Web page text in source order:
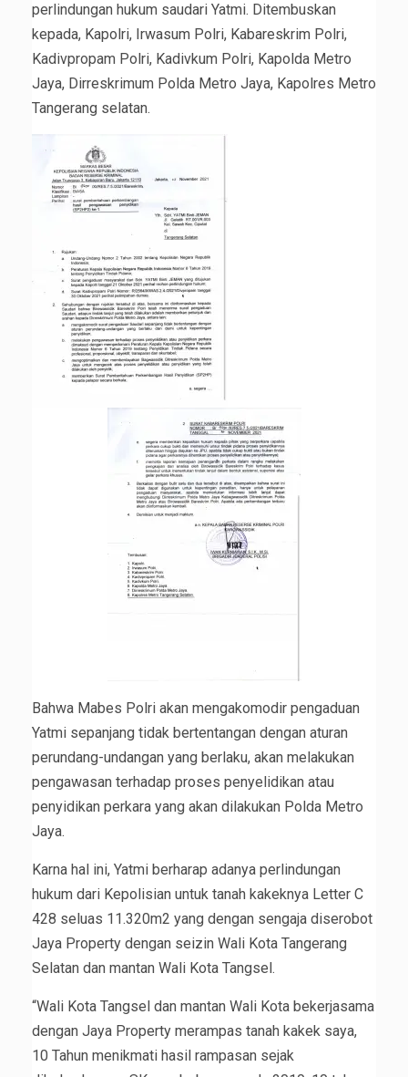
perlindungan hukum saudari Yatmi. Ditembuskan
kepada, Kapolri, Irwasum Polri, Kabareskrim Polri,
Kadivpropam Polri, Kadivkum Polri, Kapolda Metro
Jaya, Dirreskrimum Polda Metro Jaya, Kapolres Metro
Tangerang selatan.
Bahwa Mabes Polri akan mengakomodir pengaduan
Yatmi sepanjang tidak bertentangan dengan aturan
perundang-undangan yang berlaku, akan melakukan
pengawasan terhadap proses penyelidikan atau
penyidikan perkara yang akan dilakukan Polda Metro
Jaya.
Karna hal ini, Yatmi berharap adanya perlindungan
hukum dari Kepolisian untuk tanah kakeknya Letter C
428 seluas 11.320m2 yang dengan sengaja diserobot
Jaya Property dengan seizin Wali Kota Tangerang
Selatan dan mantan Wali Kota Tangsel.
“Wali Kota Tangsel dan mantan Wali Kota bekerjasama
dengan Jaya Property merampas tanah kakek saya,
10 Tahun menikmati hasil rampasan sejak